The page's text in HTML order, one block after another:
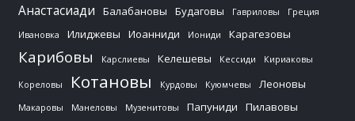
Анастасиади Балабановы Будаговы Гавриловы Греция
Ивановка Илиджевы Иоанниди Иониди Карагезовы
Карибовы Карслиевы Келешевы Кессиди Кириаковы
Кореловы Котановы Курдовы Куюмчевы Леоновы
Макаровы Манеловы Музенитовы Папуниди Пилавовы